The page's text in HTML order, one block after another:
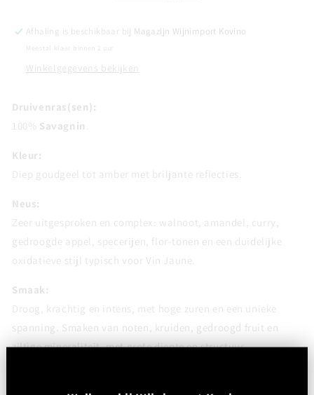
Récoltant
Crançot
Récoltant
Crançot
Afhaling is beschikbaar bij Magazijn Wijnimport Kovino
Meestal klaar binnen 2 uur
Winkelgegevens bekijken
Druivenras(sen):
100% Savagnin .
Kleur:
Diep goudgeel tot amber met briljante reflecties.
Neus:
Zeer uitgesproken en complex: walnoot, amandel, curry,
gedroogde appel, specerijen, flor-tonen en een duidelijke
oxidatieve stijl typisch voor Vin Jaune.
Smaak:
Droog, krachtig en intens, met hoge zuren en een unieke
spanning. Smaken van noten, kruiden, gedroogd fruit en
ziltige mineraliteit, met grote diepte en structuur.